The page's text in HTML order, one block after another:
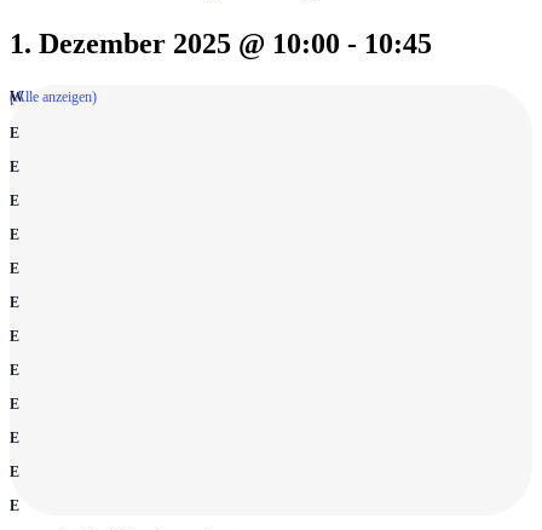
1. Dezember 2025 @ 10:00 - 10:45
(Alle anzeigen)